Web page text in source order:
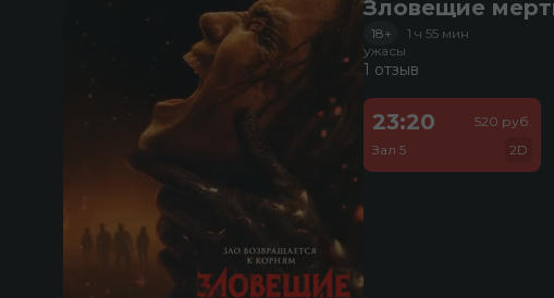
Зловещие
18+
1 ч 55 мин
ужасы
1 отзыв
23:20
Зал 5
520 руб.
2D